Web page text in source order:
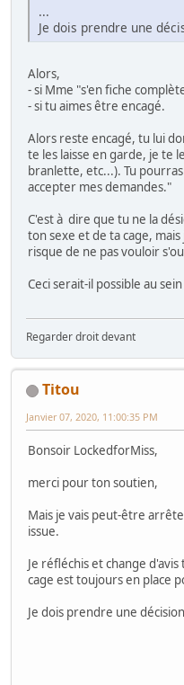
...
Je dois prendre une
Alors,
- si Mme "s'en fiche
- si tu aimes être encagé.
Alors reste encagé, tu lui
te les laisse en garde, je te
branlette, etc...). Tu
accepter mes demandes."
C'est à dire que tu ne la
ton sexe et de ta cage,
risque de ne pas vouloir
Ceci serait-il possible au
Regarder droit devant
Titou
Janvier 07, 2020, 11:00:35 PM
Bonsoir LockedforMiss,
merci pour ton soutien,
Mais je vais peut-être
issue.
Je réfléchis et change
cage est toujours en place
Je dois prendre une